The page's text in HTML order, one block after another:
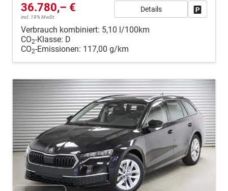
36.780,– €
incl. 19% MwSt.
Details
Verbrauch kombiniert: 5,10 l/100km
CO2-Klasse: D
CO2-Emissionen: 117,00 g/km